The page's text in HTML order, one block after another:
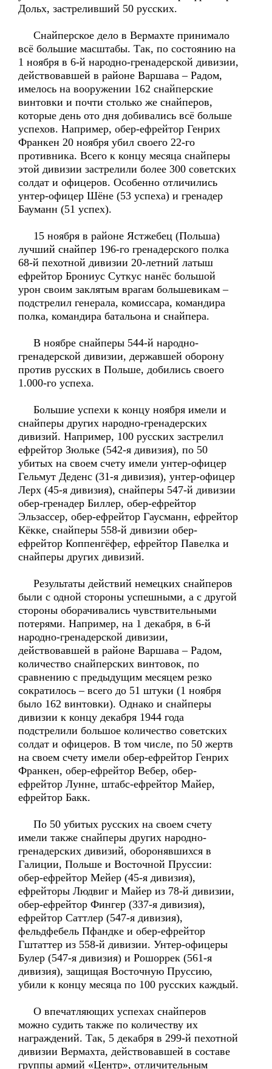
Дольх, застреливший 50 русских.
Снайперское дело в Вермахте принимало
всё большие масштабы. Так, по состоянию на
1 ноября в 6-й народно-гренадерской дивизии,
действовавшей в районе Варшава – Радом,
имелось на вооружении 162 снайперские
винтовки и почти столько же снайперов,
которые день ото дня добивались всё больше
успехов. Например, обер-ефрейтор Генрих
Франкен 20 ноября убил своего 22-го
противника. Всего к концу месяца снайперы
этой дивизии застрелили более 300 советских
солдат и офицеров. Особенно отличились
унтер-офицер Шёне (53 успеха) и гренадер
Бауманн (51 успех).
15 ноября в районе Ястжебец (Польша)
лучший снайпер 196-го гренадерского полка
68-й пехотной дивизии 20-летний латыш
ефрейтор Брониус Суткус нанёс большой
урон своим заклятым врагам большевикам –
подстрелил генерала, комиссара, командира
полка, командира батальона и снайпера.
В ноябре снайперы 544-й народно-
гренадерской дивизии, державшей оборону
против русских в Польше, добились своего
1.000-го успеха.
Большие успехи к концу ноября имели и
снайперы других народно-гренадерских
дивизий. Например, 100 русских застрелил
ефрейтор Зюльке (542-я дивизия), по 50
убитых на своем счету имели унтер-офицер
Гельмут Деденс (31-я дивизия), унтер-офицер
Лерх (45-я дивизия), снайперы 547-й дивизии
обер-гренадер Биллер, обер-ефрейтор
Эльзассер, обер-ефрейтор Гаусманн, ефрейтор
Кёкке, снайперы 558-й дивизии обер-
ефрейтор Коппенгёфер, ефрейтор Павелка и
снайперы других дивизий.
Результаты действий немецких снайперов
были с одной стороны успешными, а с другой
стороны оборачивались чувствительными
потерями. Например, на 1 декабря, в 6-й
народно-гренадерской дивизии,
действовавшей в районе Варшава – Радом,
количество снайперских винтовок, по
сравнению с предыдущим месяцем резко
сократилось – всего до 51 штуки (1 ноября
было 162 винтовки). Однако и снайперы
дивизии к концу декабря 1944 года
подстрелили большое количество советских
солдат и офицеров. В том числе, по 50 жертв
на своем счету имели обер-ефрейтор Генрих
Франкен, обер-ефрейтор Вебер, обер-
ефрейтор Лунне, штабс-ефрейтор Майер,
ефрейтор Бакк.
По 50 убитых русских на своем счету
имели также снайперы других народно-
гренадерских дивизий, оборонявшихся в
Галиции, Польше и Восточной Пруссии:
обер-ефрейтор Мейер (45-я дивизия),
ефрейторы Людвиг и Майер из 78-й дивизии,
обер-ефрейтор Фингер (337-я дивизия),
ефрейтор Саттлер (547-я дивизия),
фельдфебель Пфандке и обер-ефрейтор
Гштаттер из 558-й дивизии. Унтер-офицеры
Булер (547-я дивизия) и Рошоррек (561-я
дивизия), защищая Восточную Пруссию,
убили к концу месяца по 100 русских каждый.
О впечатляющих успехах снайперов
можно судить также по количеству их
награждений. Так, 5 декабря в 299-й пехотной
дивизии Вермахта, действовавшей в составе
группы армий «Центр», отличительным